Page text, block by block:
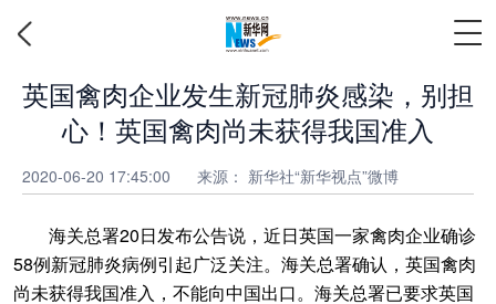
英国禽肉企业发生新冠肺炎感染，别担
心！英国禽肉尚未获得我国准入
2020-06-20 17:45:00 来源： 新华社“新华视点”微博
海关总署20日发布公告说，近日英国一家禽肉企业确诊
58例新冠肺炎病例引起广泛关注。海关总署确认，英国禽肉
尚未获得我国准入，不能向中国出口。海关总署已要求英国